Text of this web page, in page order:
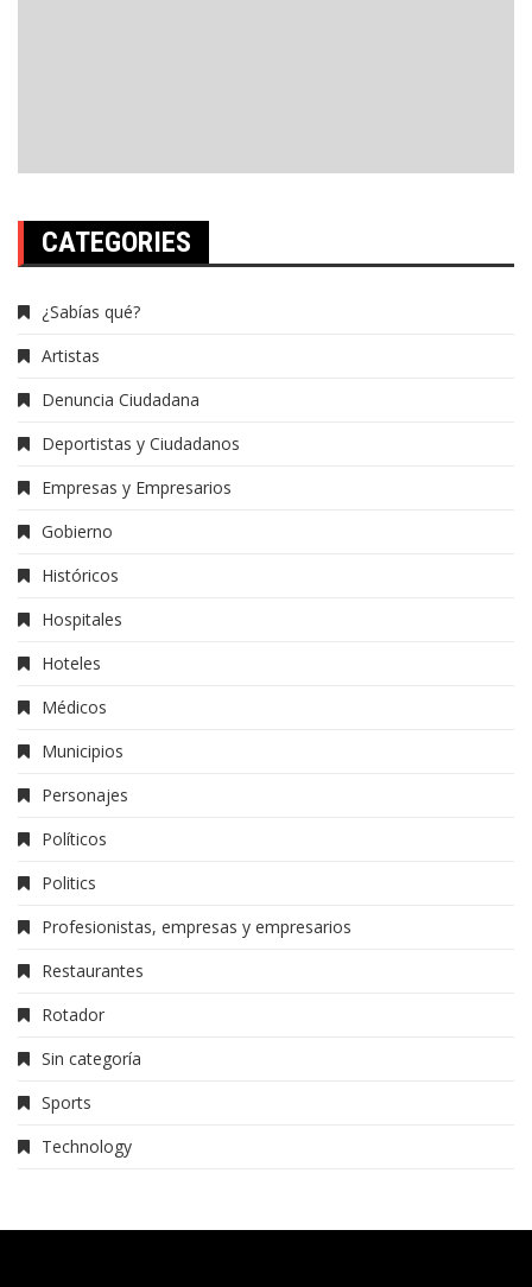
CATEGORIES
¿Sabías qué?
Artistas
Denuncia Ciudadana
Deportistas y Ciudadanos
Empresas y Empresarios
Gobierno
Históricos
Hospitales
Hoteles
Médicos
Municipios
Personajes
Políticos
Politics
Profesionistas, empresas y empresarios
Restaurantes
Rotador
Sin categoría
Sports
Technology